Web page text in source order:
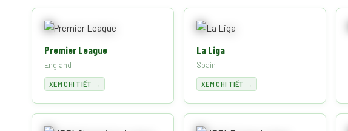
Premier League
England
XEM CHI TIẾT →
La Liga
Spain
XEM CHI TIẾT →